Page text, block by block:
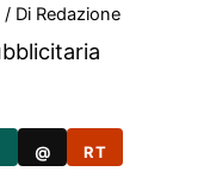
/ Di Redazione
@ RT